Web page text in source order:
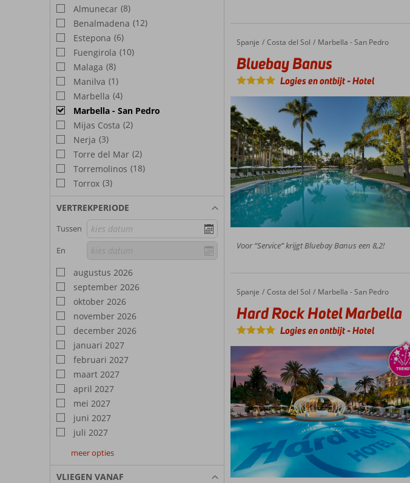
Almunecar (8)
Benalmadena (12)
Estepona (6)
Fuengirola (10)
Malaga (8)
Manilva (1)
Marbella (4)
Marbella - San Pedro
Mijas Costa (2)
Nerja (3)
Torre del Mar (2)
Torremolinos (18)
Torrox (3)
VERTREKPERIODE
Tussen
En
augustus 2026
september 2026
oktober 2026
november 2026
december 2026
januari 2027
februari 2027
maart 2027
april 2027
mei 2027
juni 2027
juli 2027
augustus
2027
september
2027
oktober
2027
meer opties
VLIEGEN VANAF
Home
Spanje Costa del Sol Marbella - San Pedro
Bluebay Banus
Bluebay Banus
Logies en ontbijt-Hotel
Voor “Service” krijgt Bluebay Banus een 8,2!
Home
Spanje Costa del Sol Marbella - San Pedro
Hard Rock Hotel Marbella
Hard Rock Hotel Marbella
Logies en ontbijt-Hotel